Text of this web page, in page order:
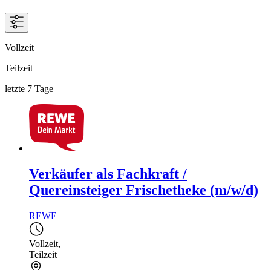
Vollzeit
Teilzeit
letzte 7 Tage
Verkäufer als Fachkraft /
Quereinsteiger Frischetheke (m/w/d)
REWE
Vollzeit,
Teilzeit